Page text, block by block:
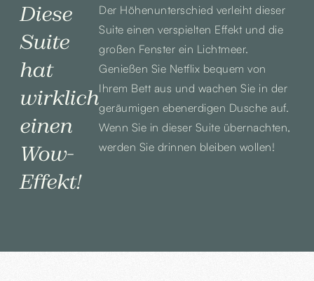
Diese
Suite
hat
wirklich
einen
Wow-
Effekt!
Der Höhenunterschied verleiht dieser
Suite einen verspielten Effekt und die
großen Fenster ein Lichtmeer.
Genießen Sie Netflix bequem von
Ihrem Bett aus und wachen Sie in der
geräumigen ebenerdigen Dusche auf.
Wenn Sie in dieser Suite übernachten,
werden Sie drinnen bleiben wollen!